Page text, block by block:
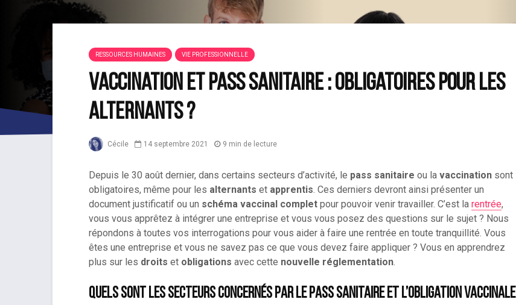
RESSOURCES HUMAINES VIE PROFESSIONNELLE
Vaccination et pass sanitaire : obligatoires pour les
alternants ?
Cécile 14 septembre 2021 9 min de lecture
Depuis le 30 août dernier, dans certains secteurs d’activité, le pass sanitaire ou la vaccination sont
obligatoires, même pour les alternants et apprentis . Ces derniers devront ainsi présenter un
document justificatif ou un schéma vaccinal complet pour pouvoir venir travailler. C’est la rentrée,
vous vous apprêtez à intégrer une entreprise et vous vous posez des questions sur le sujet ? Nous
répondons à toutes vos interrogations pour vous aider à faire une rentrée en toute tranquillité. Vous
êtes une entreprise et vous ne savez pas ce que vous devez faire appliquer ? Vous en apprendrez
plus sur les droits et obligations avec cette nouvelle réglementation
Quels sont les secteurs concernés par le pass sanitaire et l’obligation vaccinale